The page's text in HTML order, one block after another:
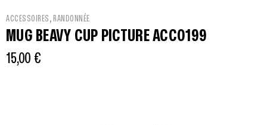
ACCESSOIRES ,RANDONNÉE
MUG BEAVY CUP PICTURE ACC0199
15,00 €